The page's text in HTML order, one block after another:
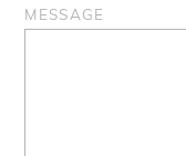
MESSAGE